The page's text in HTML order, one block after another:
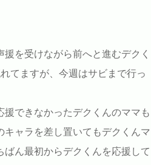
を受けながら前へと進むデクく
てますが、今週はサビまで行っ
できなかったデクくんのママも
ャラを差し置いてもデクくんマ
ん最初からデクくんを応援して